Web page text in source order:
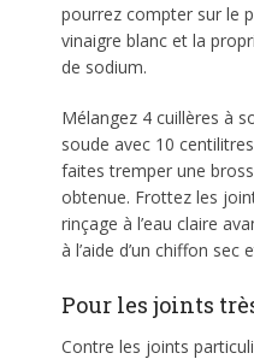
pourrez compter sur le
vinaigre blanc et la
de sodium.
Mélangez 4 cuillères à
soude avec 10
faites tremper une
obtenue. Frottez les
rinçage à l’eau claire
à l’aide d’un chiffon sec
Pour les joints
Contre les joints